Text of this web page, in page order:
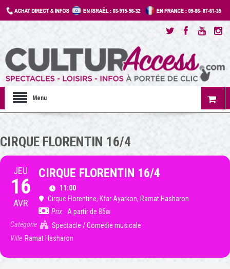
Menu
CIRQUE FLORENTIN 16/4
JEU
16
AVR
CIRQUE FLORENTIN 16/4
11:00
Cirque Florentine, Kfar Ayarkon, Ramat Hasharon
Prix
A partir de 85₪
Catégorie
Spectacle / Comédie musicale
Ville Ramat Hasharon